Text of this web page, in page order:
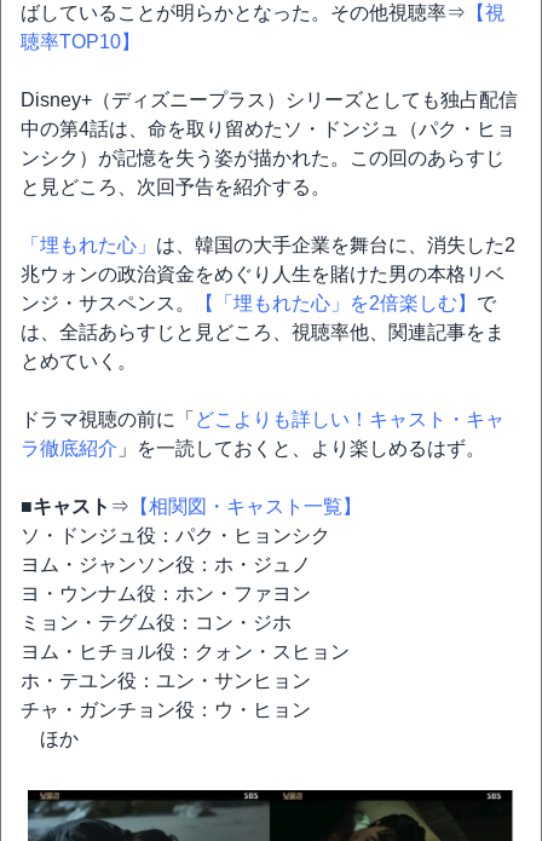
ばしていることが明らかとなった。その他視聴率⇒ 【視
聴率TOP10】
Disney+（ディズニープラス）シリーズとしても独占配信
中の第4話は、命を取り留めたソ・ドンジュ（パク・ヒョ
ンシク）が記憶を失う姿が描かれた。この回のあらすじ
と見どころ、次回予告を紹介する。
「埋もれた心」 は、韓国の大手企業を舞台に、消失した2
兆ウォンの政治資金をめぐり人生を賭けた男の本格リベ
ンジ・サスペンス。
【「埋もれた心」を2倍楽しむ】 で
は、全話あらすじと見どころ、視聴率他、関連記事をま
とめていく。
ドラマ視聴の前に「 どこよりも詳しい！キャスト・キャ
ラ徹底紹介 」を一読しておくと、より楽しめるはず。
■キャスト ⇒ 【相関図・キャスト一覧】
ソ・ドンジュ役：パク・ヒョンシク
ヨム・ジャンソン役：ホ・ジュノ
ヨ・ウンナム役：ホン・ファヨン
ミョン・テグム役：コン・ジホ
ヨム・ヒチョル役：クォン・スヒョン
ホ・テユン役：ユン・サンヒョン
チャ・ガンチョン役：ウ・ヒョン
ほか